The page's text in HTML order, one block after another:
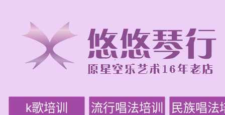
k歌培训 流行唱法培训 民族唱法